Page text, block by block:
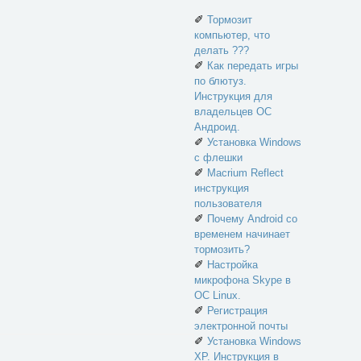
✐ Тормозит
компьютер, что
делать ???
✐ Как передать игры
по блютуз.
Инструкция для
владельцев ОС
Андроид.
✐ Установка Windows
с флешки
✐ Macrium Reflect
инструкция
пользователя
✐ Почему Android со
временем начинает
тормозить?
✐ Настройка
микрофона Skype в
ОС Linux.
✐ Регистрация
электронной почты
✐ Установка Windows
XP. Инструкция в